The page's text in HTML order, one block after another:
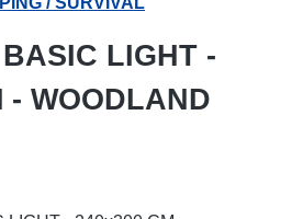
LIGHT -
- WOODLAND